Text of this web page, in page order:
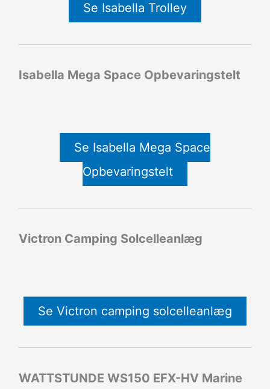
Se Isabella Trolley
Isabella Mega Space Opbevaringstelt
Se Isabella Mega Space
Opbevaringstelt
Victron Camping Solcelleanlæg
Se Victron camping solcelleanlæg
WATTSTUNDE WS150 EFX-HV Marine